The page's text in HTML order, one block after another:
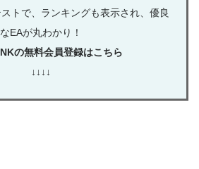
トで、ランキングも表示され、優良
なEAが丸わかり！
の無料会員登録はこちら
↓↓↓↓